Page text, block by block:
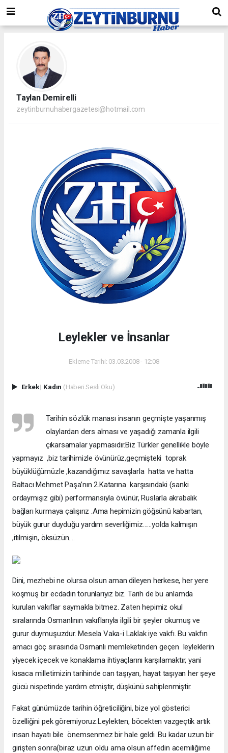
Taylan Demirelli
zeytinburnuhabergazetesi@hotmail.com
Leylekler ve İnsanlar
Ekleme Tarihi: 03.03.2008 - 12:08
Erkek| Kadın (Haberi Sesli Oku)
Tarihin sözlük manası insanın geçmişte yaşanmış
olaylardan ders alması ve yaşadığı zamanla ilgili
çıkarsamalar yapmasıdır.Biz Türkler genellikle böyle
yapmayız ,biz tarihimizle övünürüz,geçmişteki toprak
büyüklüğümüzle ,kazandığımız savaşlarla hatta ve hatta
Baltacı Mehmet Paşa’nın 2.Katarına karşısındaki (sanki
ordaymışız gibi) performansıyla övünür, Ruslarla akrabalık
bağları kurmaya çalışırız .Ama hepimizin göğsünü kabartan,
büyük gurur duyduğu yardım severliğimiz……yolda kalmışın
,itilmişin, öksüzün….
Dini, mezhebi ne olursa olsun aman dileyen herkese, her yere
koşmuş bir ecdadın torunlarıyız biz. Tarih de bu anlamda
kurulan vakıflar saymakla bitmez. Zaten hepimiz okul
sıralarında Osmanlının vakıflarıyla ilgili bir şeyler okumuş ve
gurur duymuşuzdur. Mesela Vaka-i Laklak iye vakfı. Bu vakfın
amacı göç sırasında Osmanlı memleketinden geçen leyleklerin
yiyecek içecek ve konaklama ihtiyaçlarını karşılamaktır, yani
kısaca milletimizin tarihinde can taşıyan, hayat taşıyan her şeye
gücü nispetinde yardım etmiştir, düşkünü sahiplenmiştir.
Fakat günümüzde tarihin öğreticiliğini, bize yol gösterici
özelliğini pek göremiyoruz.Leylekten, böcekten vazgeçtik artık
insan hayatı bile önemsenmez bir hale geldi .Bu kadar uzun bir
girişten sonra(biraz uzun oldu ama olsun affedin acemiliğime